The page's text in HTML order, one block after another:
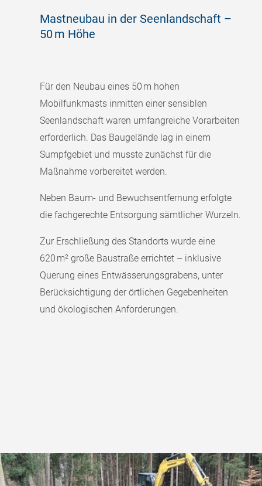
Mastneubau in der Seenlandschaft –
50 m Höhe
Für den Neubau eines 50 m hohen
Mobilfunkmasts inmitten einer sensiblen
Seenlandschaft waren umfangreiche Vorarbeiten
erforderlich. Das Baugelände lag in einem
Sumpfgebiet und musste zunächst für die
Maßnahme vorbereitet werden.
Neben Baum- und Bewuchsentfernung erfolgte
die fachgerechte Entsorgung sämtlicher Wurzeln.
Zur Erschließung des Standorts wurde eine
620 m² große Baustraße errichtet – inklusive
Querung eines Entwässerungsgrabens, unter
Berücksichtigung der örtlichen Gegebenheiten
und ökologischen Anforderungen.